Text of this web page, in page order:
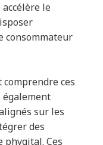
le
consommateur
ces
également
sur les
des
phygital. Ces